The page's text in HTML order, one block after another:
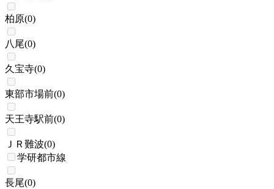
柏原(0)
八尾(0)
久宝寺(0)
東部市場前(0)
天王寺駅前(0)
ＪＲ難波(0)
学研都市線
長尾(0)